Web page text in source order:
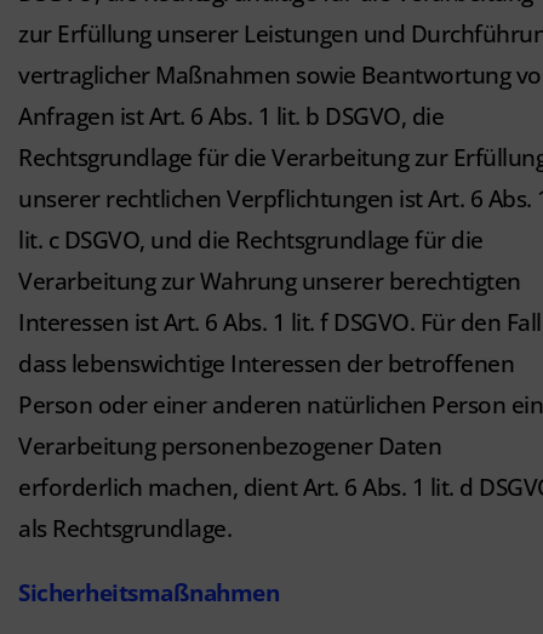
zur Erfüllung unserer Leistungen und
vertraglicher Maßnahmen sowie Beantwortung
Anfragen ist Art. 6 Abs. 1 lit. b DSGVO, die
Rechtsgrundlage für die Verarbeitung zur
unserer rechtlichen Verpflichtungen ist Art. 6 Abs.
lit. c DSGVO, und die Rechtsgrundlage für die
Verarbeitung zur Wahrung unserer berechtigten
Interessen ist Art. 6 Abs. 1 lit. f DSGVO. Für den
dass lebenswichtige Interessen der betroffenen
Person oder einer anderen natürlichen Person
Verarbeitung personenbezogener Daten
erforderlich machen, dient Art. 6 Abs. 1 lit. d
als Rechtsgrundlage.
Sicherheitsmaßnahmen